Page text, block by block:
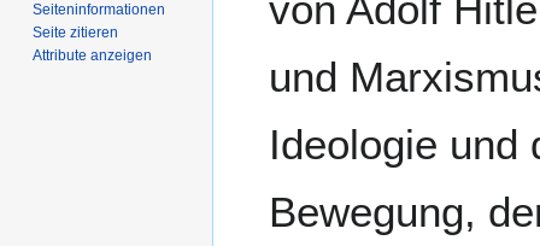
von Adolf
und
Ideologie und
Bewegung,
Seiten­­informationen
Seite zitieren
Attribute anzeigen